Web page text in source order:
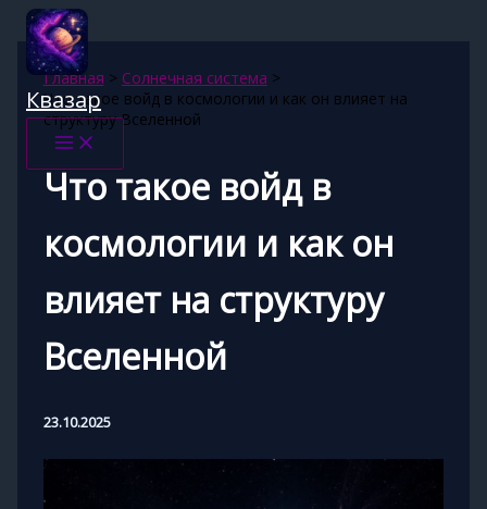
Перейти
содержимому
Квазар
Главная
Солнечная система
Что такое войд в космологии и как он влияет на
структуру Вселенной
Что такое войд в
космологии и как он
влияет на структуру
Вселенной
23.10.2025